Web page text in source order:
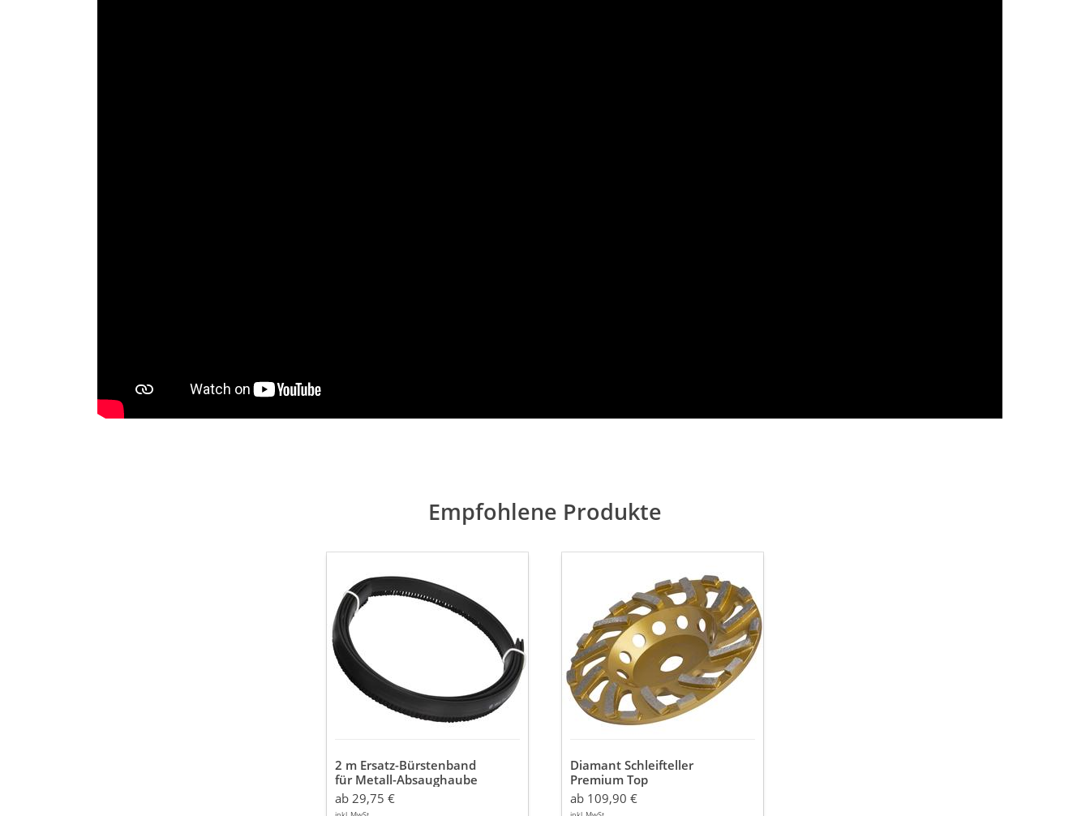
Empfohlene Produkte
Ersatz-
Bürstenband
für
Metall-
Absaughaube
2 m Ersatz-Bürstenband
für Metall-Absaughaube
ab 29,75 €
Premium
125
/
180
mm
Beton,
Beschichtungen
Diamant Schleifteller
Premium Top
Ø 125 / 180 mm
Beton, Beschichtungen
ab 109,90 €